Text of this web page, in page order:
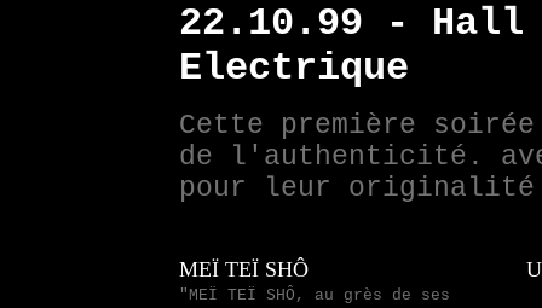
22.10.99 - Hall
Electrique
Cette première
de l'authenticité.
pour leur originalité
MEÏ TEÏ SHÔ
"MEÏ TEÏ SHÔ, au grès de ses